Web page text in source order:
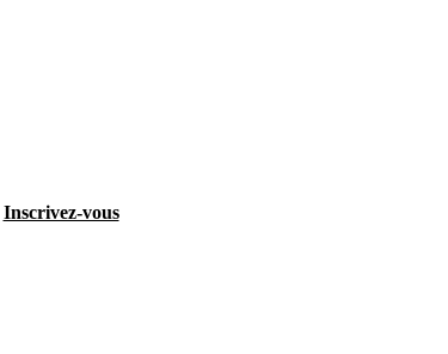
Inscrivez-vous